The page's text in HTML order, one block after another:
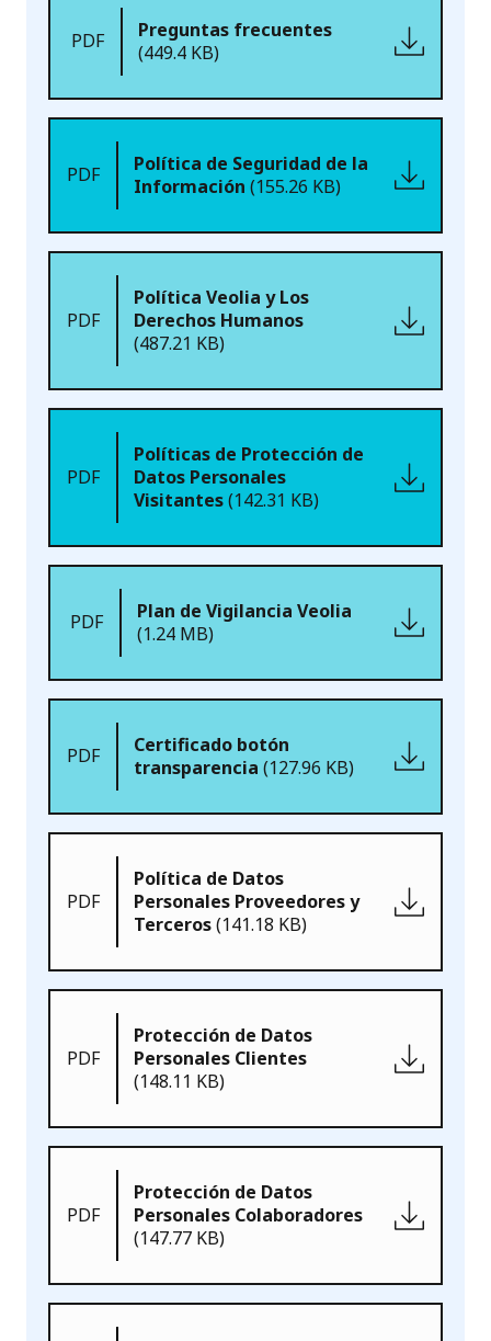
PDF
Preguntas frecuentes
(449.4 KB)
PDF
Política de Seguridad de la
Información (155.26 KB)
PDF
Política Veolia y Los
Derechos Humanos
(487.21 KB)
PDF
Políticas de Protección de
Datos Personales
Visitantes(142.31 KB)
PDF
Plan de Vigilancia Veolia
(1.24 MB)
PDF
Certificado botón
transparencia (127.96 KB)
PDF
Política de Datos
Personales Proveedores y
Terceros(141.18 KB)
PDF
Protección de Datos
Personales Clientes
(148.11 KB)
PDF
Protección de Datos
Personales Colaboradores
(147.77 KB)